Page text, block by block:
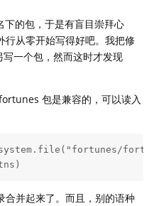
的包，于是有盲目崇拜心
行从零开始写得好吧。我把修
一个包，然而这时才发现
包是兼容的，可以读入
合并起来了。而且，别的语种